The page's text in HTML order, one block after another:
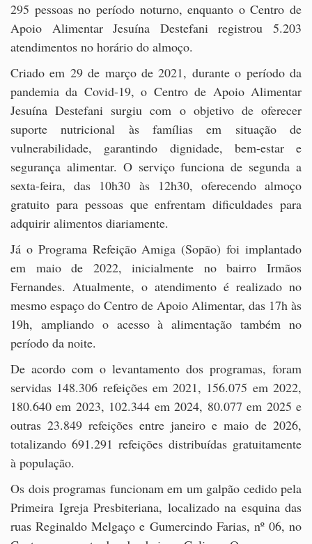
295 pessoas no período noturno, enquanto o Centro de
Apoio Alimentar Jesuína Destefani registrou 5.203
atendimentos no horário do almoço.
Criado em 29 de março de 2021, durante o período da
pandemia da Covid-19, o Centro de Apoio Alimentar
Jesuína Destefani surgiu com o objetivo de oferecer
suporte nutricional às famílias em situação de
vulnerabilidade, garantindo dignidade, bem-estar e
segurança alimentar. O serviço funciona de segunda a
sexta-feira, das 10h30 às 12h30, oferecendo almoço
gratuito para pessoas que enfrentam dificuldades para
adquirir alimentos diariamente.
Já o Programa Refeição Amiga (Sopão) foi implantado
em maio de 2022, inicialmente no bairro Irmãos
Fernandes. Atualmente, o atendimento é realizado no
mesmo espaço do Centro de Apoio Alimentar, das 17h às
19h, ampliando o acesso à alimentação também no
período da noite.
De acordo com o levantamento dos programas, foram
servidas 148.306 refeições em 2021, 156.075 em 2022,
180.640 em 2023, 102.344 em 2024, 80.077 em 2025 e
outras 23.849 refeições entre janeiro e maio de 2026,
totalizando 691.291 refeições distribuídas gratuitamente
à população.
Os dois programas funcionam em um galpão cedido pela
Primeira Igreja Presbiteriana, localizado na esquina das
ruas Reginaldo Melgaço e Gumercindo Farias, nº 06, no